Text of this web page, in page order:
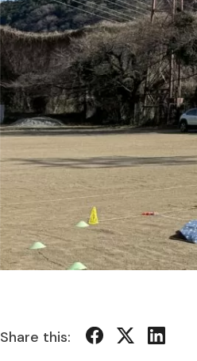
Share this: